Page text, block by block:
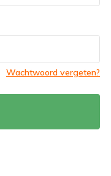
Wachtwoord vergeten?